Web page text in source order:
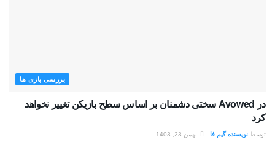
بررسی بازی ها
در Avowed سختی دشمنان بر اساس سطح بازیکن تغییر نخواهد
کرد
توسط نویسنده گیم فا بهمن 23, 1403